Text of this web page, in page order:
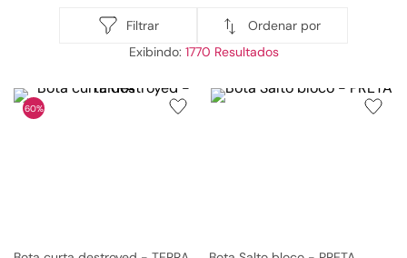
Filtrar
Ordenar por
1770
60%
10
scarpin